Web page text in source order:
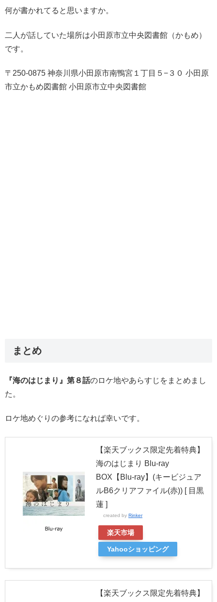
何が書かれてると思いますか。
二人が話していた場所は小田原市立中央図書館（かもめ）
です。
〒250-0875 神奈川県小田原市南鴨宮１丁目５−３０ 小田原
市立かもめ図書館 小田原市立中央図書館
まとめ
『海のはじまり』第８話のロケ地やあらすじをまとめまし
た。
ロケ地めぐりの参考になれば幸いです。
【楽天ブックス限定先着特典】
海のはじまり Blu-ray
BOX【Blu-ray】(キービジュア
ルB6クリアファイル(赤)) [ 目黒
蓮 ]
created by Rinker
楽天市場
Yahooショッピング
【楽天ブックス限定先着特典】